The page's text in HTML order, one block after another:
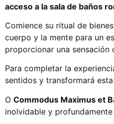
acceso a la sala de baños
Comience su ritual de
cuerpo y la mente para un
proporcionar una sensación
Para completar la
sentidos y transformará
O Commodus Maximus et
inolvidable y